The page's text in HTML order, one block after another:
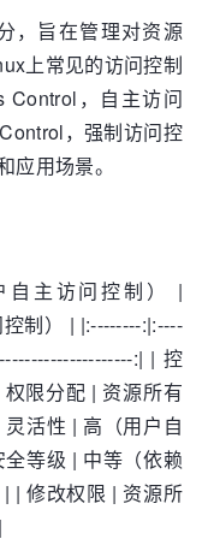
，旨在管理对资源
上常见的访问控制
Control，自主访问
，强制访问控
应用场景。
自主访问控制） |
制） | |:--------:|:----
:| | 控
限分配 | 资源所有
活性 | 高（用户自
等级 | 中等（依赖
| 修改权限 | 资源所